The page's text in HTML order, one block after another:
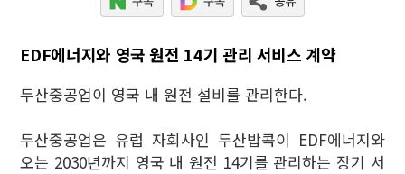
EDF에너지와 영국 원전 14기 관리 서비스 계약
두산중공업이 영국 내 원전 설비를 관리한다.
두산중공업은 유럽 자회사인 두산밥콕이 EDF에너지와
오는 2030년까지 영국 내 원전 14기를 관리하는 장기 서